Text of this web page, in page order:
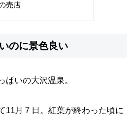
売店
のに景色良い
ぱいの大沢温泉。
11月７日。紅葉が終わった頃に